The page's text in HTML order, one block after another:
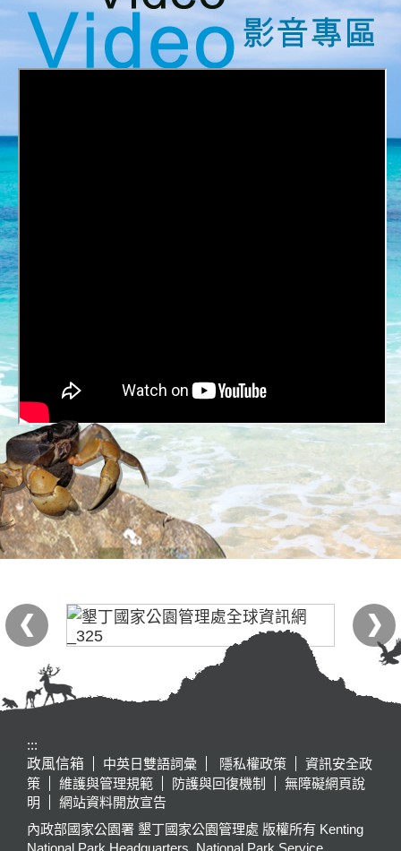
:::
政風信箱
中英日雙語詞彙 隱私權政策
資訊安全政
策
維護與管理規範 防護與回復機制
無障礙網頁說
明
網站資料開放宣告
內政部國家公園署 墾丁國家公園管理處 版權所有 Kenting
National Park Headquarters, National Park Service,